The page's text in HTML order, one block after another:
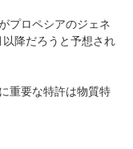
プロペシアのジェネ
降だろうと予想され
重要な特許は物質特